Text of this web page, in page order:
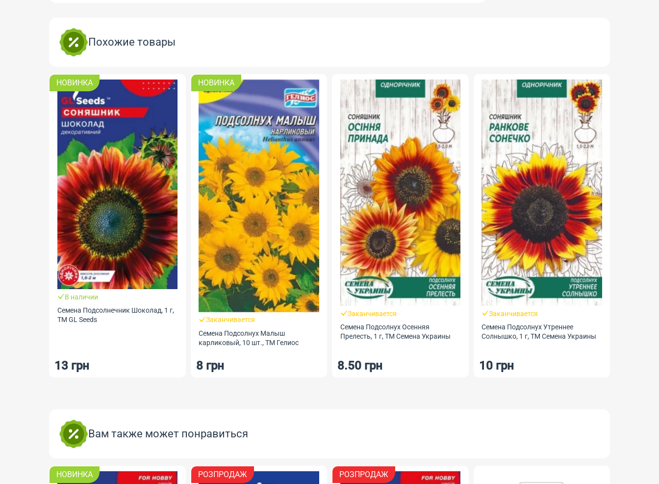
Похожие товары
НОВИНКА
В наличии
Семена Подсолнечник Шоколад, 1 г,
ТМ GL Seeds
13 грн
НОВИНКА
Заканчивается
Семена Подсолнух Малыш
карликовый, 10 шт., ТМ Гелиос
8 грн
Заканчивается
Семена Подсолнух Осенняя
Прелесть, 1 г, ТМ Семена Украины
8.50 грн
Заканчивается
Семена Подсолнух Утреннее
Солнышко, 1 г, ТМ Семена Украины
10 грн
Вам также может понравиться
НОВИНКА РОЗПРОДАЖ РОЗПРОДАЖ